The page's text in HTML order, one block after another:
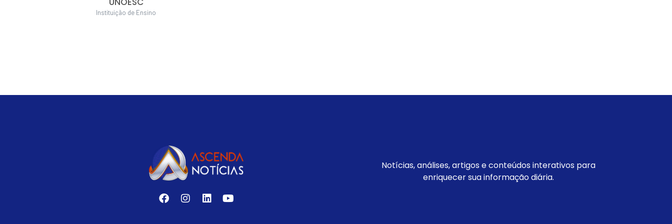
Instituição de Ensino
Notícias, análises, artigos e conteúdos interativos para
enriquecer sua informação diária.